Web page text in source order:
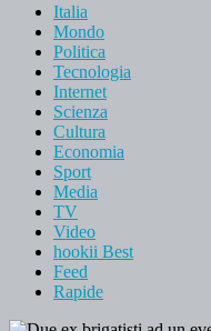
Italia
Mondo
Politica
Tecnologia
Internet
Scienza
Cultura
Economia
Sport
Media
TV
Video
hookii Best
Feed
Rapide